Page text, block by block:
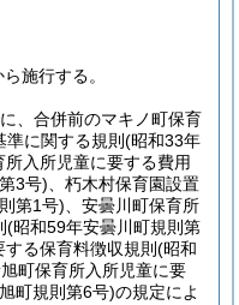
施行する。
、合併前のマキノ町保育
に関する規則 (昭和33年
所入所児童に要する費用
3号) 、朽木村保育園設置
第1号) 、安曇川町保育所
(昭和59年安曇川町規則第
する保育料徴収規則 (昭和
町保育所入所児童に要
町規則第6号)の規定によ